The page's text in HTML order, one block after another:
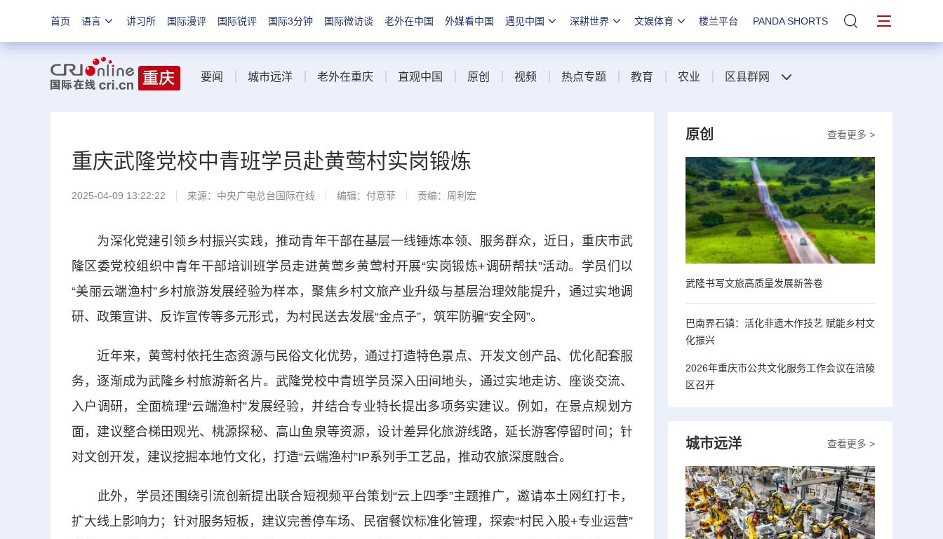
首页 语言 讲习所 国际漫评 国际锐评 国际3分钟 国际微访谈 老外在中国 外媒看中国 遇见中国 深耕世界 文娱体育 楼兰平台 PANDA SHORTS 站内搜索
要闻 城市远洋 老外在重庆 直观中国 原创 视频 热点专题 教育 农业 区县群网
重庆武隆党校中青班学员赴黄莺村实岗锻炼
2025-04-09 13:22:22 来源：中央广电总台国际在线 编辑：付意菲 责编：周利宏
为深化党建引领乡村振兴实践，推动青年干部在基层一线锤炼本领、服务群众，近日，重庆市武
隆区委党校组织中青年干部培训班学员走进黄莺乡黄莺村开展“实岗锻炼+调研帮扶”活动。学员们以
“美丽云端渔村”乡村旅游发展经验为样本，聚焦乡村文旅产业升级与基层治理效能提升，通过实地调
研、政策宣讲、反诈宣传等多元形式，为村民送去发展“金点子”，筑牢防骗“安全网”。
近年来，黄莺村依托生态资源与民俗文化优势，通过打造特色景点、开发文创产品、优化配套服
务，逐渐成为武隆乡村旅游新名片。武隆党校中青班学员深入田间地头，通过实地走访、座谈交流、
入户调研，全面梳理“云端渔村”发展经验，并结合专业特长提出多项务实建议。例如，在景点规划方
面，建议整合梯田观光、桃源探秘、高山鱼泉等资源，设计差异化旅游线路，延长游客停留时间；针
对文创开发，建议挖掘本地竹文化，打造“云端渔村”IP系列手工艺品，推动农旅深度融合。
此外，学员还围绕引流创新提出联合短视频平台策划“云上四季”主题推广，邀请本土网红打卡，
扩大线上影响力；针对服务短板，建议完善停车场、民宿餐饮标准化管理，探索“村民入股+专业运营”
查看更多 >
原创
武隆书写文旅高质量发展新答卷
巴南界石镇：活化非遗木作技艺 赋能乡村文
化振兴
2026年重庆市公共文化服务工作会议在涪陵
区召开
查看更多 >
城市远洋